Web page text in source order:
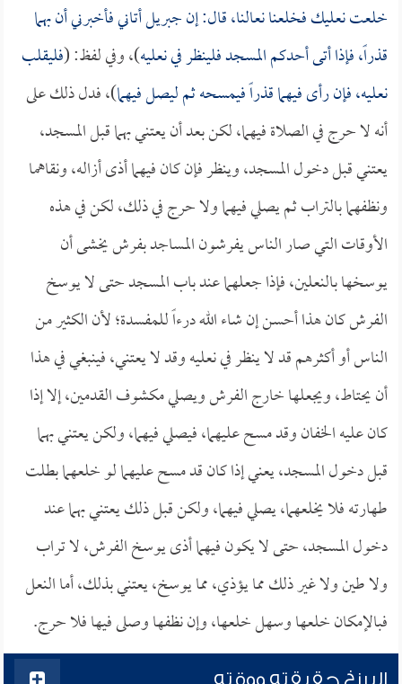
خلعت نعليك فخلعنا نعالنا، قال: إن جبريل أتاني فأخبرني أن بهما
قذراً، فإذا أتى أحدكم المسجد فلينظر في نعليه)، وفي لفظ: (فليقلب
نعليه، فإن رأى فيهما قذراً فيمسحه ثم ليصل فيهما)، فدل ذلك على
أنه لا حرج في الصلاة فيهما، لكن بعد أن يعتني بهما قبل المسجد،
يعتني قبل دخول المسجد، وينظر فإن كان فيهما أذى أزاله، ونقاهما
ونظفهما بالتراب ثم يصلي فيهما ولا حرج في ذلك، لكن في هذه
الأوقات التي صار الناس يفرشون المساجد بفرش يخشى أن
يوسخها بالنعلين، فإذا جعلهما عند باب المسجد حتى لا يوسخ
الفرش كان هذا أحسن إن شاء الله درءاً للمفسدة؛ لأن الكثير من
الناس أو أكثرهم قد لا ينظر في نعليه وقد لا يعتني، فينبغي في هذا
أن يحتاط، ويجعلها خارج الفرش ويصلي مكشوف القدمين، إلا إذا
كان عليه الخفان وقد مسح عليهما، فيصلي فيهما، ولكن يعتني بهما
قبل دخول المسجد، يعني إذا كان قد مسح عليهما لو خلعهما بطلت
طهارته فلا يخلعهما، يصلي فيهما، ولكن قبل ذلك يعتني بهما عند
دخول المسجد، حتى لا يكون فيهما أذى يوسخ الفرش، لا تراب
ولا طين ولا غير ذلك مما يؤذي، مما يوسخ، يعتني بذلك، أما النعل
فبالإمكان خلعها وسهل خلعها، وإن نظفها وصلى فيها فلا حرج.